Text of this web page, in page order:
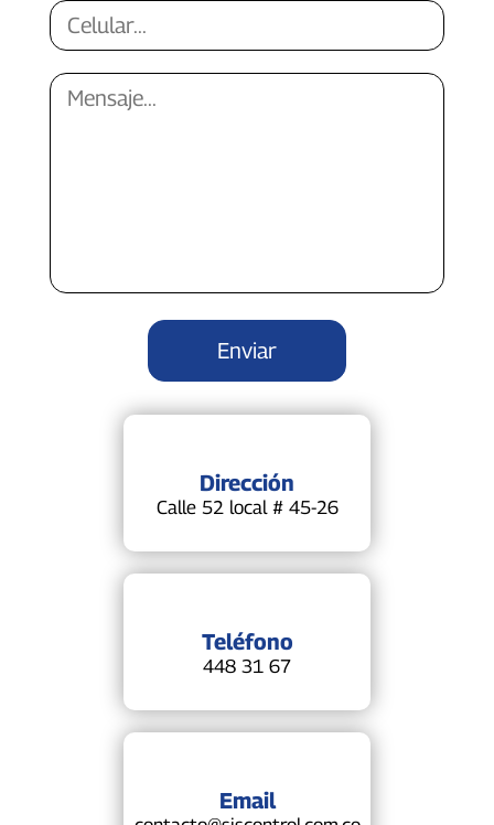
Dirección
Calle 52 local # 45-26
Teléfono
448 31 67
Email